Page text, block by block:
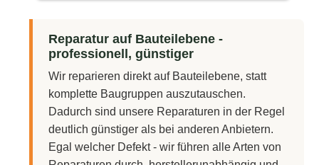
Reparatur auf Bauteilebene -
professionell, günstiger
Wir reparieren direkt auf Bauteilebene, statt
komplette Baugruppen auszutauschen.
Dadurch sind unsere Reparaturen in der Regel
deutlich günstiger als bei anderen Anbietern.
Egal welcher Defekt - wir führen alle Arten von